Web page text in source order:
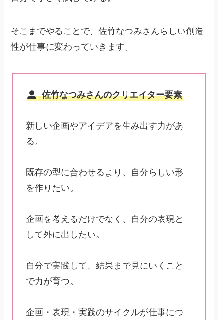
そこまでやることで、佐竹なつみさんらしい創造
性が仕事に変わっていきます。
佐竹なつみさんのクリエイター要素
新しい企画やアイデアを生み出す力があ
る。
既存の型に合わせるより、自分らしい形
を作りたい。
企画を考えるだけでなく、自分の表現と
して外に出したい。
自分で実践して、結果まで見にいくこと
で力が育つ。
企画・表現・実践のサイクルが仕事につ